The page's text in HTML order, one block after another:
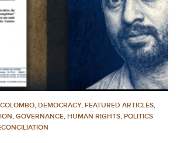
COLOMBO, DEMOCRACY, FEATURED ARTICLES,
, GOVERNANCE, HUMAN RIGHTS, POLITICS